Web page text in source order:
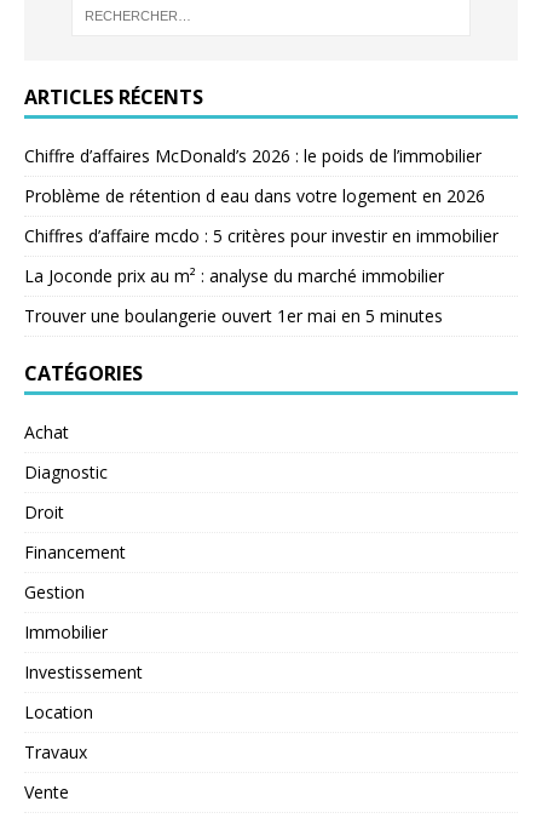
ARTICLES RÉCENTS
Chiffre d’affaires McDonald’s 2026 : le poids de l’immobilier
Problème de rétention d eau dans votre logement en 2026
Chiffres d’affaire mcdo : 5 critères pour investir en immobilier
La Joconde prix au m² : analyse du marché immobilier
Trouver une boulangerie ouvert 1er mai en 5 minutes
CATÉGORIES
Achat
Diagnostic
Droit
Financement
Gestion
Immobilier
Investissement
Location
Travaux
Vente